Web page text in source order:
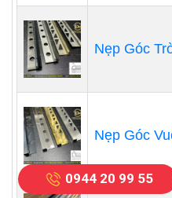
Nẹp Góc
Nẹp Góc
0944 20 99 55